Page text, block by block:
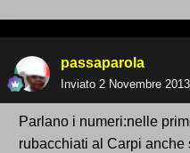
passaparola
Inviato 2 Novembre 2013
Parlano i numeri:nelle
rubacchiati al Carpi